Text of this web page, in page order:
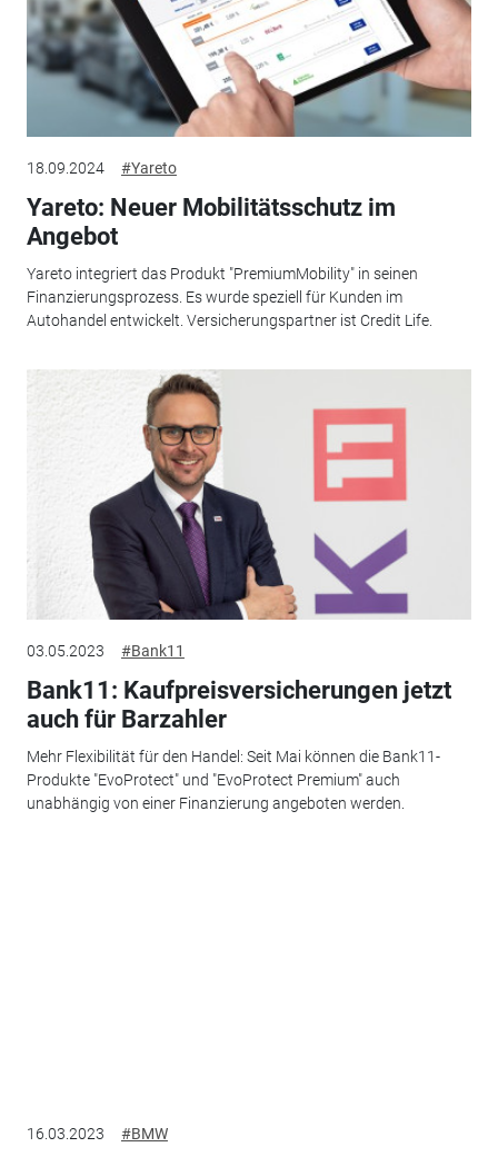
18.09.2024 #Yareto
Yareto: Neuer Mobilitätsschutz im
Angebot
Yareto integriert das Produkt "PremiumMobility" in seinen
Finanzierungsprozess. Es wurde speziell für Kunden im
Autohandel entwickelt. Versicherungspartner ist Credit Life.
03.05.2023 #Bank11
Bank11: Kaufpreisversicherungen jetzt
auch für Barzahler
Mehr Flexibilität für den Handel: Seit Mai können die Bank11-
Produkte "EvoProtect" und "EvoProtect Premium" auch
unabhängig von einer Finanzierung angeboten werden.
16.03.2023 #BMW